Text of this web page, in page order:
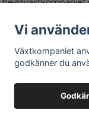
Vi
Växtkompaniet
godkänner du